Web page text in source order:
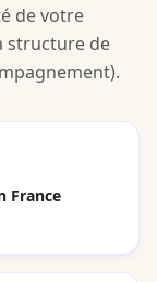
de votre
structure de
France